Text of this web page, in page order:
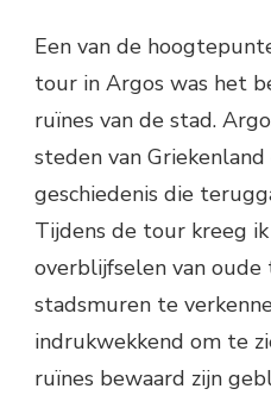
Een van de
tour in Argos was het
ruïnes van de stad.
steden van
geschiedenis die
Tijdens de tour kreeg
overblijfselen van
stadsmuren te
indrukwekkend om te
ruïnes bewaard zijn